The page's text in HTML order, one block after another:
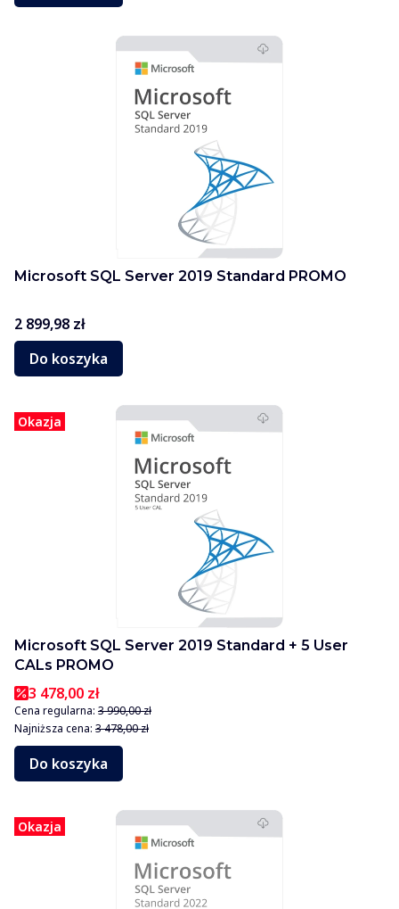
Microsoft SQL Server 2019 Standard PROMO
Cena
2 899,98 zł
Do koszyka
Okazja
Microsoft SQL Server 2019 Standard + 5 User
CALs PROMO
3 478,00 zł
Cena regularna: 3 990,00 zł
Najniższa cena: 3 478,00 zł
Do koszyka
Okazja